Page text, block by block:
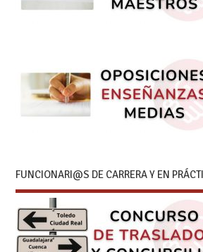
FUNCIONARI@S DE CARRERA Y EN